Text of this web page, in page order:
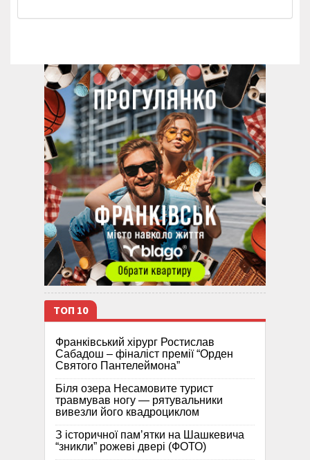
ТОП 10
Франківський хірург Ростислав
Сабадош – фіналіст премії “Орден
Святого Пантелеймона”
Біля озера Несамовите турист
травмував ногу — рятувальники
вивезли його квадроциклом
З історичної памʼятки на Шашкевича
“зникли” рожеві двері (ФОТО)